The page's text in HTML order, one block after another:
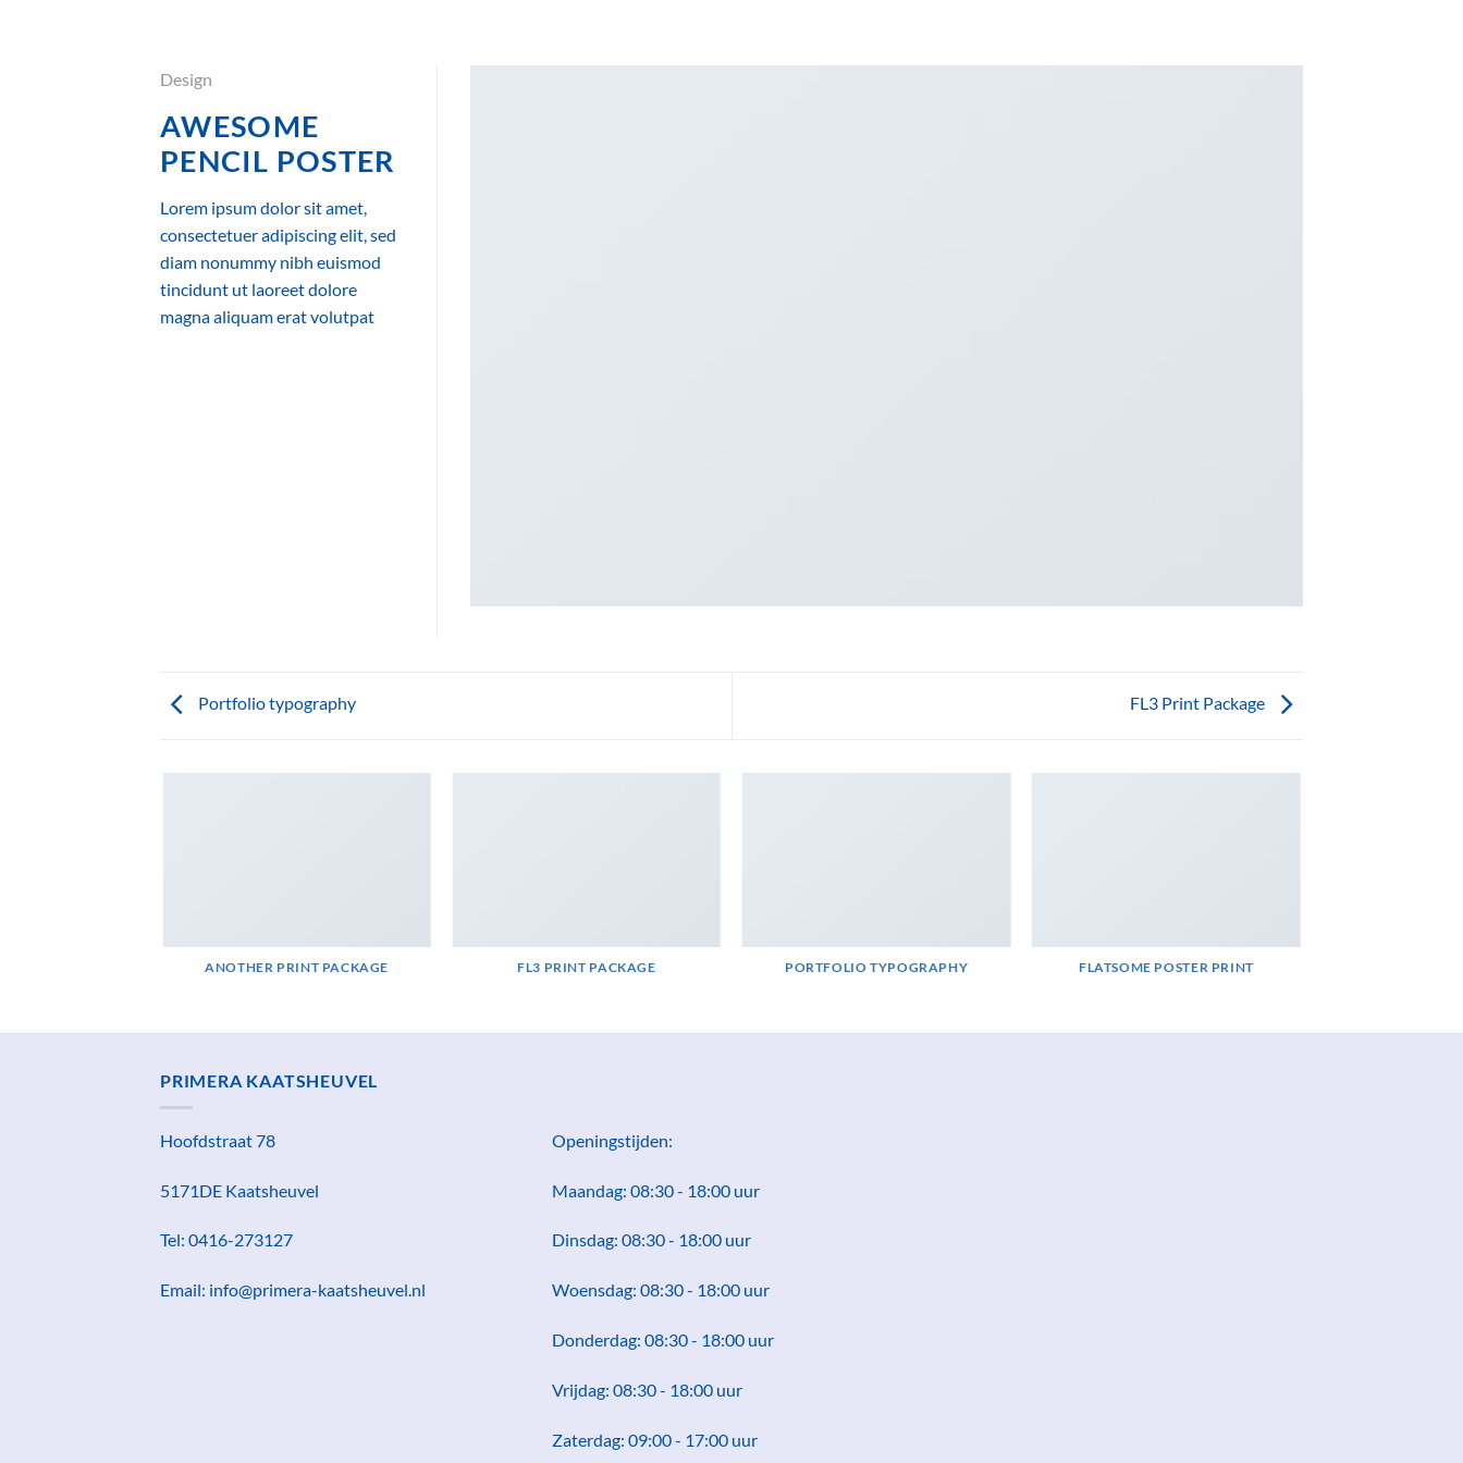
Design
AWESOME
PENCIL POSTER
Lorem ipsum dolor sit amet,
consectetuer adipiscing elit, sed
diam nonummy nibh euismod
tincidunt ut laoreet dolore
magna aliquam erat volutpat
Portfolio typography FL3 Print Package
ANOTHER PRINT PACKAGE FL3 PRINT PACKAGE PORTFOLIO TYPOGRAPHY FLATSOME POSTER PRINT
PRIMERA KAATSHEUVEL
Hoofdstraat 78
5171DE Kaatsheuvel
Tel: 0416-273127
Email: info@primera-kaatsheuvel.nl
Openingstijden:
Maandag: 08:30 - 18:00 uur
Dinsdag: 08:30 - 18:00 uur
Woensdag: 08:30 - 18:00 uur
Donderdag: 08:30 - 18:00 uur
Vrijdag: 08:30 - 18:00 uur
Zaterdag: 09:00 - 17:00 uur